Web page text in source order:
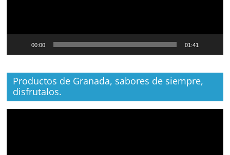
00:00 01:41
Productos de Granada, sabores de siempre,
disfrutalos.